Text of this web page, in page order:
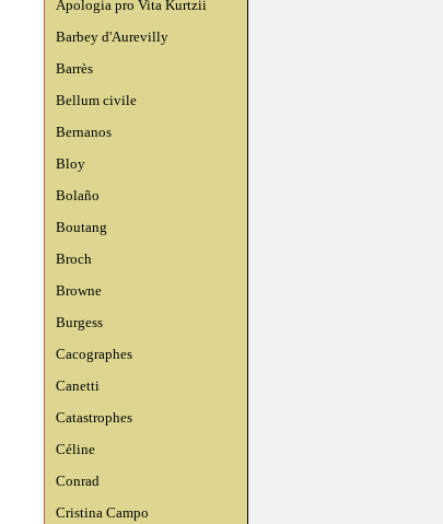
Apologia pro Vita Kurtzii
Barbey d'Aurevilly
Barrès
Bellum civile
Bernanos
Bloy
Bolaño
Boutang
Broch
Browne
Burgess
Cacographes
Canetti
Catastrophes
Céline
Conrad
Cristina Campo